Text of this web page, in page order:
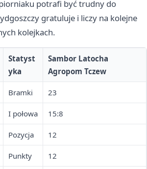
potrafi być trudny do
gratuluje i liczy na kolejne
kolejkach.
Statyst
yka
Sambor Latocha
Agropom Tczew
Bramki 23
I połowa 15:8
Pozycja 12
Punkty 12